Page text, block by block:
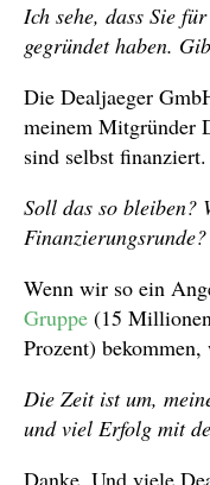
Ich sehe, dass Sie
gegründet haben.
Die Dealjaeger
meinem Mitgründer
sind selbst finanziert.
Soll das so bleiben?
Finanzierungsrunde?
Wenn wir so ein
Gruppe (15
Prozent)
Die Zeit ist um,
und viel Erfolg mit